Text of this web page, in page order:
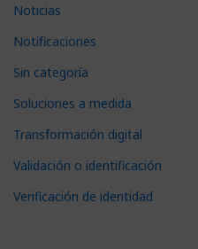
Noticias
Notificaciones
Sin categoría
Soluciones a medida
Transformación digital
Validación o identificación
Verificación de identidad